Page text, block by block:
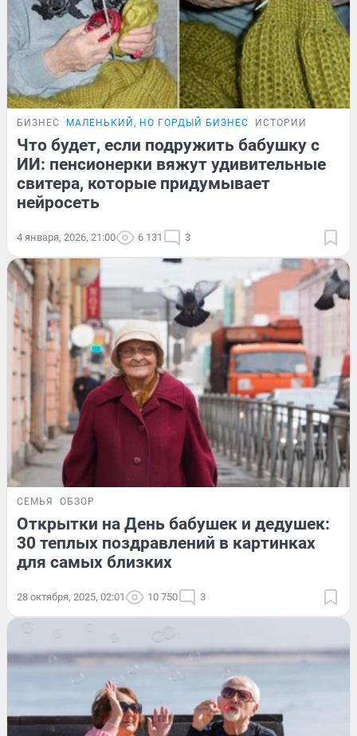
БИЗНЕС МАЛЕНЬКИЙ, НО ГОРДЫЙ БИЗНЕС ИСТОРИИ
Что будет, если подружить бабушку с
ИИ: пенсионерки вяжут удивительные
свитера, которые придумывает
нейросеть
4 января, 2026, 21:00 6 131 3
СЕМЬЯ ОБЗОР
Открытки на День бабушек и дедушек:
30 теплых поздравлений в картинках
для самых близких
28 октября, 2025, 02:01 10 750 3